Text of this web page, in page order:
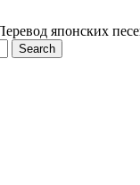
японских